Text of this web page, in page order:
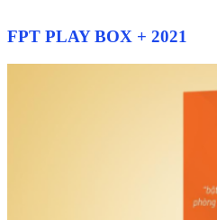
FPT PLAY BOX + 2021